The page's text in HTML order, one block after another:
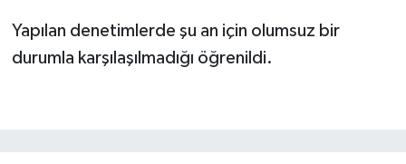
Yapılan denetimlerde şu an için olumsuz bir
durumla karşılaşılmadığı öğrenildi.